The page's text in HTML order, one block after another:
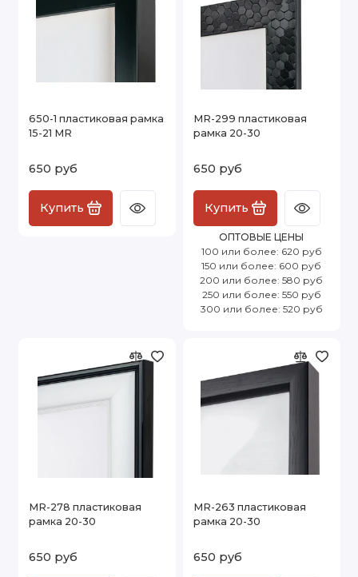
650-1 пластиковая рамка
15-21 MR
650 руб
Купить
MR-299 пластиковая
рамка 20-30
650 руб
Купить
ОПТОВЫЕ ЦЕНЫ
100 или более: 620 руб
150 или более: 600 руб
200 или более: 580 руб
250 или более: 550 руб
300 или более: 520 руб
MR-278 пластиковая
рамка 20-30
650 руб
MR-263 пластиковая
рамка 20-30
650 руб